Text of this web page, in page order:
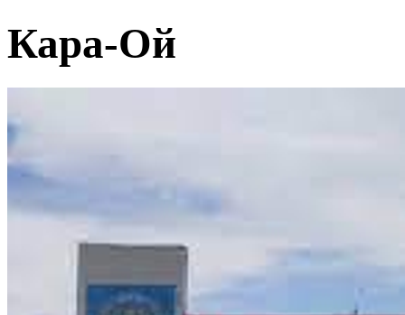
Кара-Ой